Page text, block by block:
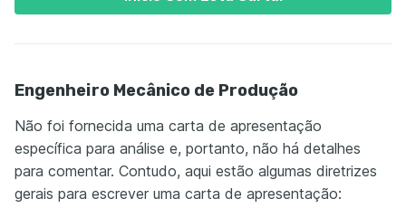
Engenheiro Mecânico de Produção
Não foi fornecida uma carta de apresentação
específica para análise e, portanto, não há detalhes
para comentar. Contudo, aqui estão algumas diretrizes
gerais para escrever uma carta de apresentação: